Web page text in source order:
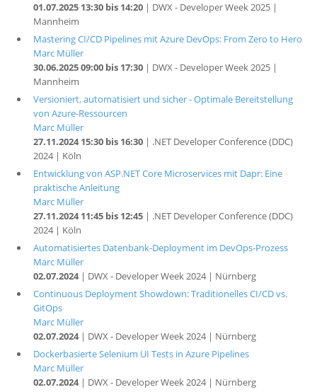
01.07.2025 13:30 bis 14:20| DWX - Developer Week 2025 |
Mannheim
Mastering CI/CD Pipelines mit Azure DevOps: From Zero to Hero
Marc Müller
30.06.2025 09:00 bis 17:30| DWX - Developer Week 2025 |
Mannheim
Versioniert, automatisiert und sicher - Optimale Bereitstellung
von Azure-Ressourcen
Marc Müller
27.11.2024 15:30 bis 16:30| .NET Developer Conference (DDC)
2024 | Köln
Entwicklung von ASP.NET Core Microservices mit Dapr: Eine
praktische Anleitung
Marc Müller
27.11.2024 11:45 bis 12:45| .NET Developer Conference (DDC)
2024 | Köln
Automatisiertes Datenbank-Deployment im DevOps-Prozess
Marc Müller
02.07.2024| DWX - Developer Week 2024 | Nürnberg
Continuous Deployment Showdown: Traditionelles CI/CD vs.
GitOps
Marc Müller
02.07.2024| DWX - Developer Week 2024 | Nürnberg
Dockerbasierte Selenium UI Tests in Azure Pipelines
Marc Müller
02.07.2024| DWX - Developer Week 2024 | Nürnberg